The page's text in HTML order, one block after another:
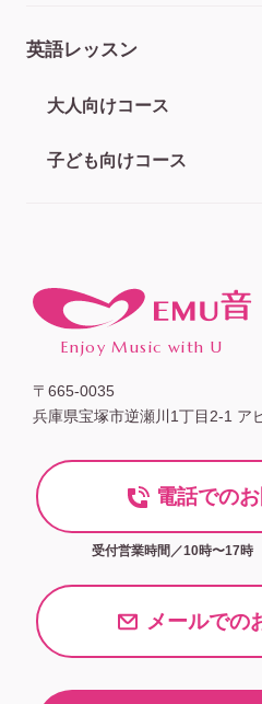
英語レッスン
大人向けコース
子ども向けコース
Enjoy Music with U
〒665-0035
兵庫県宝塚市逆瀬川1丁目2-1 ア
電話での
受付営業時間／10時〜17
メールでの